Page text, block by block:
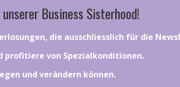
Business Sisterhood!
die ausschliesslich für die
profitiere von Spezialkonditionen.
und verändern können.